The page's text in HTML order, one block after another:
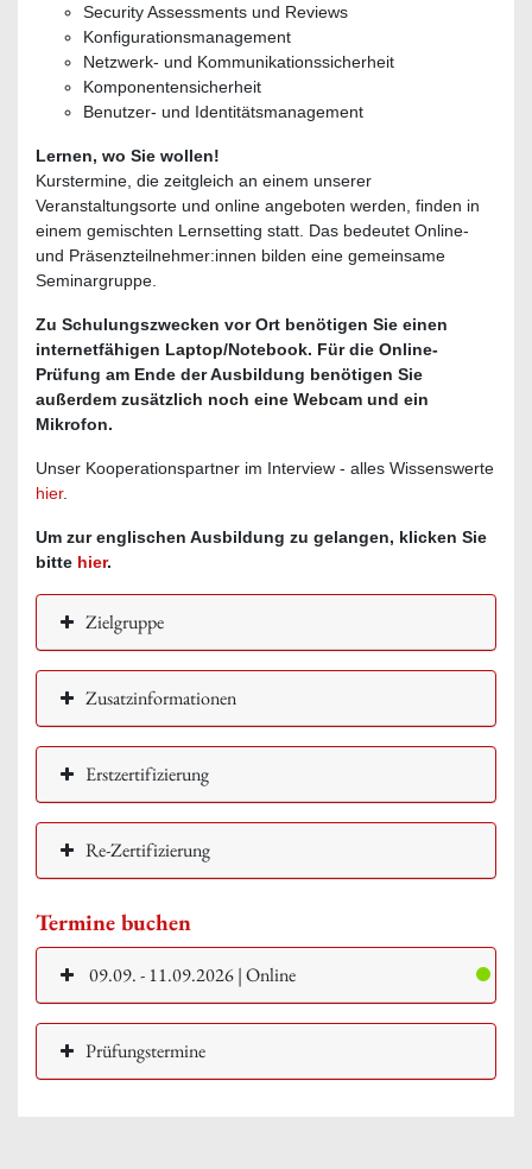
Security Assessments und Reviews
Konfigurationsmanagement
Netzwerk- und Kommunikationssicherheit
Komponentensicherheit
Benutzer- und Identitätsmanagement
Lernen, wo Sie wollen!
Kurstermine, die zeitgleich an einem unserer
Veranstaltungsorte und online angeboten werden, finden in
einem gemischten Lernsetting statt. Das bedeutet Online-
und Präsenzteilnehmer:innen bilden eine gemeinsame
Seminargruppe.
Zu Schulungszwecken vor Ort benötigen Sie einen
internetfähigen Laptop/Notebook. Für die Online-
Prüfung am Ende der Ausbildung benötigen Sie
außerdem zusätzlich noch eine Webcam und ein
Mikrofon.
Unser Kooperationspartner im Interview - alles Wissenswerte
hier.
Um zur englischen Ausbildung zu gelangen, klicken Sie
bitte hier.
Zielgruppe
Zusatzinformationen
Erstzertifizierung
Re-Zertifizierung
Termine buchen
09.09. - 11.09.2026 | Online
Prüfungstermine